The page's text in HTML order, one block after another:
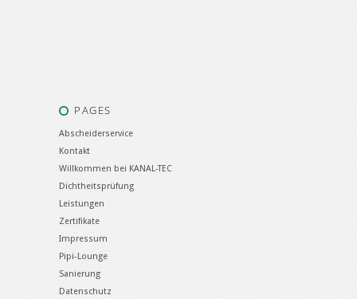
PAGES
Abscheiderservice
Kontakt
Willkommen bei KANAL-TEC
Dichtheitsprüfung
Leistungen
Zertifikate
Impressum
Pipi-Lounge
Sanierung
Datenschutz